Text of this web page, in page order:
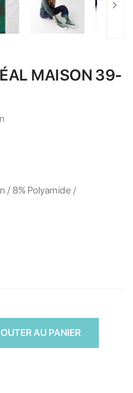
MAISON 39-
/ 8% Polyamide /
AU PANIER